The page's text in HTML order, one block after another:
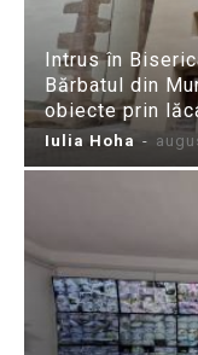
Intrus în
Bărbatul din
obiecte prin
Iulia Hoha -